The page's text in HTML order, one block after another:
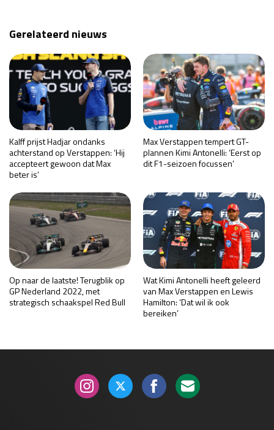
Gerelateerd nieuws
Kalff prijst Hadjar ondanks
achterstand op Verstappen: ‘Hij
accepteert gewoon dat Max
beter is’
Max Verstappen tempert GT-
plannen Kimi Antonelli: ‘Eerst op
dit F1-seizoen focussen’
Op naar de laatste! Terugblik op
GP Nederland 2022, met
strategisch schaakspel Red Bull
Wat Kimi Antonelli heeft geleerd
van Max Verstappen en Lewis
Hamilton: ‘Dat wil ik ook
bereiken’